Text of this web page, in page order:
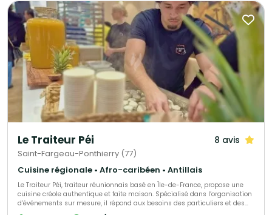
authentique et raffinée — avec une attention particulière portée à la
qualité, au goût et à la convivialité. Nous accompagnons nos clients de A
à Z, de la première idée à la mise en place le jour J. Notre équipe est à
votre écoute pour adapter entièrement votre devis : formats, quantités,
options, service… tout est modulable selon vos envies et vos besoins. Chez
Le 17.45, notre mission est simple : sublimer vos événements avec des
produits de caractère et une ambiance qui rassemble.
Le Traiteur Péi 8 avis
Saint-Fargeau-Ponthierry (77)
Cuisine régionale • Afro-caribéen • Antillais
Le Traiteur Péi, traiteur réunionnais basé en Île-de-France, propose une
cuisine créole authentique et faite maison. Spécialisé dans l’organisation
d’événements sur mesure, il répond aux besoins des particuliers et des
professionnels pour des occasions variées : mariages, anniversaires,